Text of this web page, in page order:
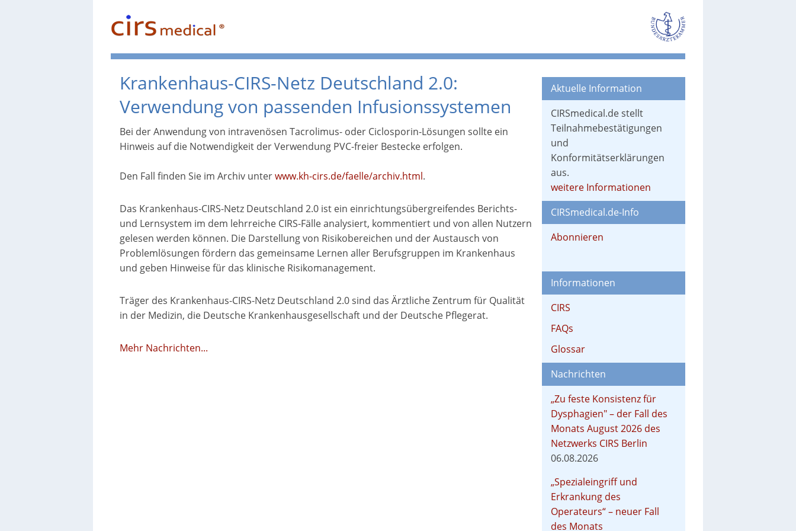
Krankenhaus-CIRS-Netz Deutschland 2.0:
Verwendung von passenden Infusionssystemen
Bei der Anwendung von intravenösen Tacrolimus- oder Ciclosporin-Lösungen sollte ein
Hinweis auf die Notwendigkeit der Verwendung PVC-freier Bestecke erfolgen.
Den Fall finden Sie im Archiv unterwww.kh-cirs.de/faelle/archiv.html.
Das Krankenhaus-CIRS-Netz Deutschland 2.0 ist ein einrichtungsübergreifendes Berichts-
und Lernsystem im dem lehrreiche CIRS-Fälle analysiert, kommentiert und von allen Nutzern
gelesen werden können. Die Darstellung von Risikobereichen und der Austausch von
Problemlösungen fördern das gemeinsame Lernen aller Berufsgruppen im Krankenhaus
und geben Hinweise für das klinische Risikomanagement.
Träger des Krankenhaus-CIRS-Netz Deutschland 2.0 sind das Ärztliche Zentrum für Qualität
in der Medizin, die Deutsche Krankenhausgesellschaft und der Deutsche Pflegerat.
Mehr Nachrichten...
Aktuelle Information
CIRSmedical.de stellt
Teilnahmebestätigungen
und
Konformitätserklärungen
aus.
weitere Informationen
CIRSmedical.de-Info
Abonnieren
Informationen
CIRS
FAQs
Glossar
Nachrichten
„Zu feste Konsistenz für
Dysphagien" – der Fall des
Monats August 2026 des
Netzwerks CIRS Berlin
06.08.2026
„Spezialeingriff und
Erkrankung des
Operateurs“ – neuer Fall
des Monats